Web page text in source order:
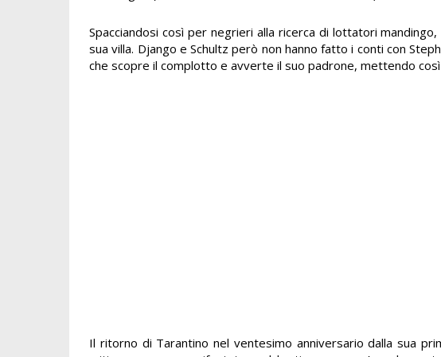
Spacciandosi così per negrieri alla ricerca di lottatori
sua villa. Django e Schultz però non hanno fatto i conti con
che scopre il complotto e avverte il suo padrone, mettendo
Il ritorno di Tarantino nel ventesimo anniversario dalla sua